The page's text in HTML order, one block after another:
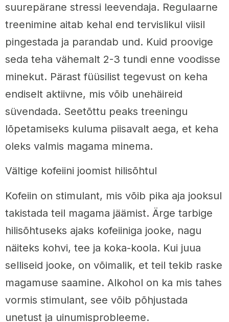
suurepärane stressi leevendaja. Regulaarne
treenimine aitab kehal end tervislikul viisil
pingestada ja parandab und. Kuid proovige
seda teha vähemalt 2-3 tundi enne voodisse
minekut. Pärast füüsilist tegevust on keha
endiselt aktiivne, mis võib unehäireid
süvendada. Seetõttu peaks treeningu
lõpetamiseks kuluma piisavalt aega, et keha
oleks valmis magama minema.
Vältige kofeiini joomist hilisõhtul
Kofeiin on stimulant, mis võib pika aja jooksul
takistada teil magama jäämist. Ärge tarbige
hilisõhtuseks ajaks kofeiiniga jooke, nagu
näiteks kohvi, tee ja koka-koola. Kui juua
selliseid jooke, on võimalik, et teil tekib raske
magamuse saamine. Alkohol on ka mis tahes
vormis stimulant, see võib põhjustada
unetust ja uinumisprobleeme.